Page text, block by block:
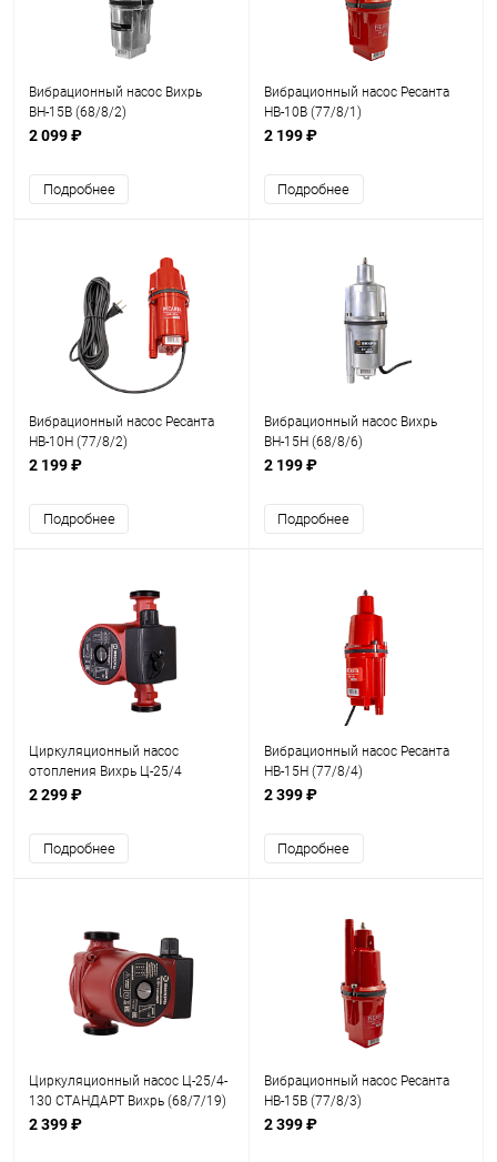
Вибрационный насос Вихрь
ВН-15В (68/8/2)
2 099 ₽
Подробнее
Вибрационный насос Ресанта
НВ-10В (77/8/1)
2 199 ₽
Подробнее
Вибрационный насос Ресанта
НВ-10Н (77/8/2)
2 199 ₽
Подробнее
Вибрационный насос Вихрь
ВН-15Н (68/8/6)
2 199 ₽
Подробнее
Циркуляционный насос
отопления Вихрь Ц-25/4
СТАНДАРТ (68/7/6)
2 299 ₽
Подробнее
Вибрационный насос Ресанта
НВ-15Н (77/8/4)
2 399 ₽
Подробнее
Циркуляционный насос Ц-25/4-
130 СТАНДАРТ Вихрь (68/7/19)
2 399 ₽
Вибрационный насос Ресанта
НВ-15В (77/8/3)
2 399 ₽